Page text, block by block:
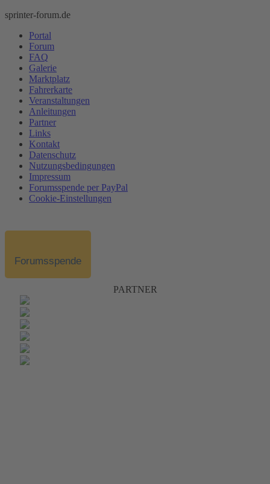
sprinter-forum.de
Portal
Forum
FAQ
Galerie
Marktplatz
Fahrerkarte
Veranstaltungen
Anleitungen
Partner
Links
Kontakt
Datenschutz
Nutzungsbedingungen
Impressum
Forumsspende per PayPal
Cookie-Einstellungen
Forumsspende
PARTNER